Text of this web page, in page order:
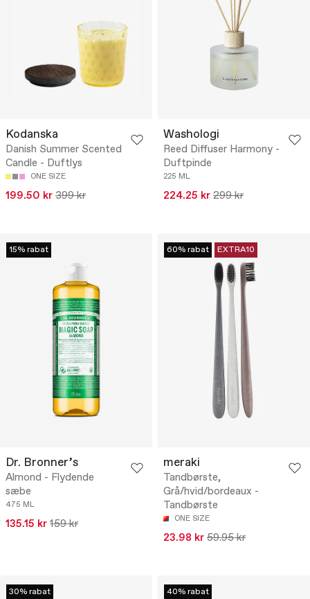
Kodanska
Danish Summer Scented
Candle - Duftlys
ONE SIZE
199.50 kr 399 kr
Washologi
Reed Diffuser Harmony -
Duftpinde
225 ML
224.25 kr 299 kr
15% rabat
Dr. Bronner’s
Almond - Flydende
sæbe
475 ML
135.15 kr 159 kr
60% rabat EXTRA10
meraki
Tandbørste,
Grå/hvid/bordeaux -
Tandbørste
ONE SIZE
23.98 kr 59.95 kr
30% rabat 40% rabat